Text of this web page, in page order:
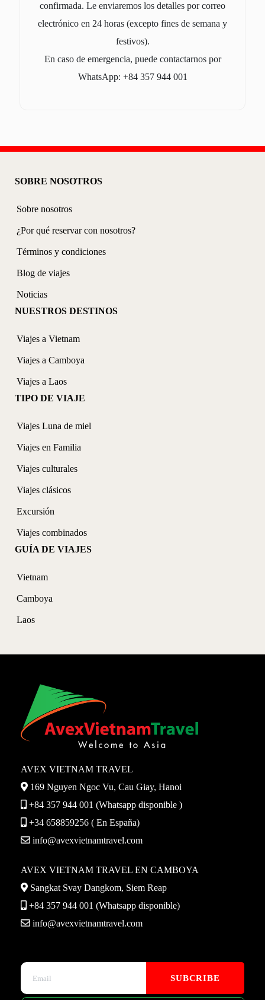
confirmada. Le enviaremos los detalles por correo
electrónico en 24 horas (excepto fines de semana y
festivos).
En caso de emergencia, puede contactarnos por
WhatsApp: +84 357 944 001
SOBRE NOSOTROS
Sobre nosotros
¿Por qué reservar con nosotros?
Términos y condiciones
Blog de viajes
Noticias
NUESTROS DESTINOS
Viajes a Vietnam
Viajes a Camboya
Viajes a Laos
TIPO DE VIAJE
Viajes Luna de miel
Viajes en Familia
Viajes culturales
Viajes clásicos
Excursión
Viajes combinados
GUÍA DE VIAJES
Vietnam
Camboya
Laos
AVEX VIETNAM TRAVEL
169 Nguyen Ngoc Vu, Cau Giay, Hanoi
+84 357 944 001 (Whatsapp disponible )
+34 658859256 ( En España)
info@avexvietnamtravel.com
AVEX VIETNAM TRAVEL EN CAMBOYA
Sangkat Svay Dangkom, Siem Reap
+84 357 944 001 (Whatsapp disponible)
info@avexvietnamtravel.com
Please leave this field empty.